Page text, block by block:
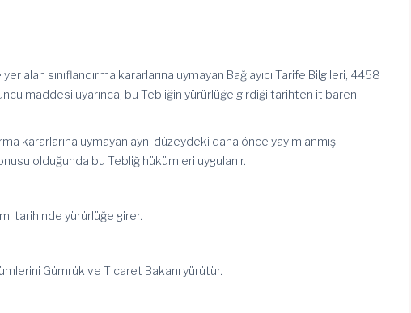
yer alan sınıflandırma kararlarına uymayan Bağlayıcı Tarife Bilgileri, 4458
maddesi uyarınca, bu Tebliğin yürürlüğe girdiği tarihten itibaren
kararlarına uymayan aynı düzeydeki daha önce yayımlanmış
olduğunda bu Tebliğ hükümleri uygulanır.
tarihinde yürürlüğe girer.
Gümrük ve Ticaret Bakanı yürütür.